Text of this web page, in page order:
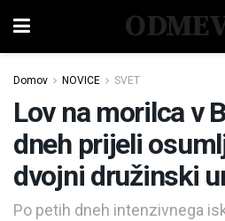
Domov NOVICE SVET
Lov na morilca v
dneh prijeli
dvojni družinski
Po petih dneh intenzivnega